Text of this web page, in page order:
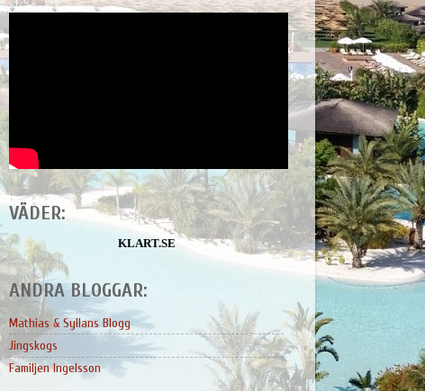
VÄDER:
KLART.SE
ANDRA BLOGGAR:
Mathias & Syllans Blogg
Jingskogs
Familjen Ingelsson